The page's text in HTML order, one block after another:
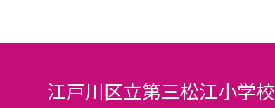
江戸川区立第三松江小学校